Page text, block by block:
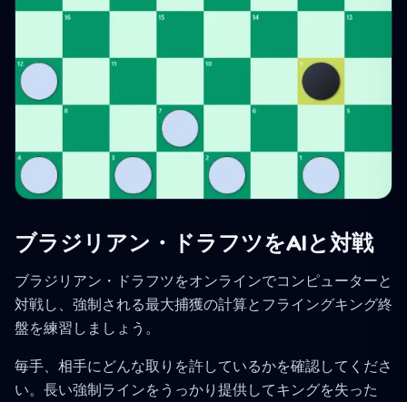
ブラジリアン・ドラフツをAIと対戦
ブラジリアン・ドラフツをオンラインでコンピューターと
対戦し、強制される最大捕獲の計算とフライングキング終
盤を練習しましょう。
毎手、相手にどんな取りを許しているかを確認してくださ
い。長い強制ラインをうっかり提供してキングを失った